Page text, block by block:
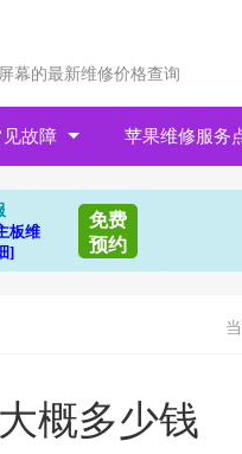
幕的最新维修价格查询
见故障 苹果维修服务
板维
]
免费
预约
概多少钱